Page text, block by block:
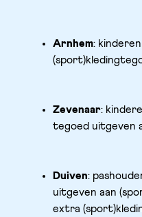
Arnhem:
Zevenaar:
tegoed uitgeven
Duiven:
uitgeven aan
extra